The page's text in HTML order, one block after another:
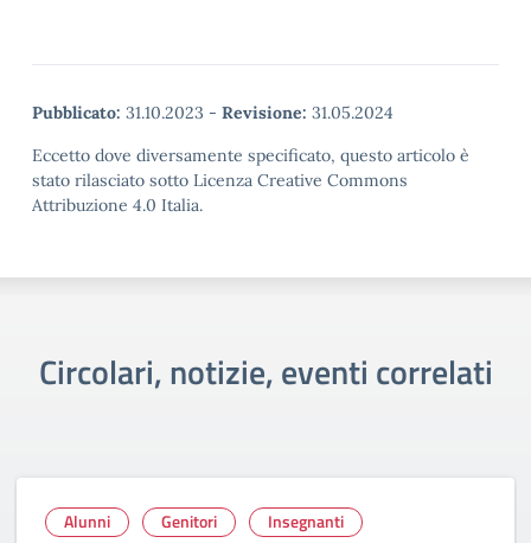
Pubblicato: 31.10.2023 - Revisione: 31.05.2024
Eccetto dove diversamente specificato, questo articolo è
stato rilasciato sotto Licenza Creative Commons
Attribuzione 4.0 Italia.
Circolari, notizie, eventi correlati
Alunni Genitori
Insegnanti